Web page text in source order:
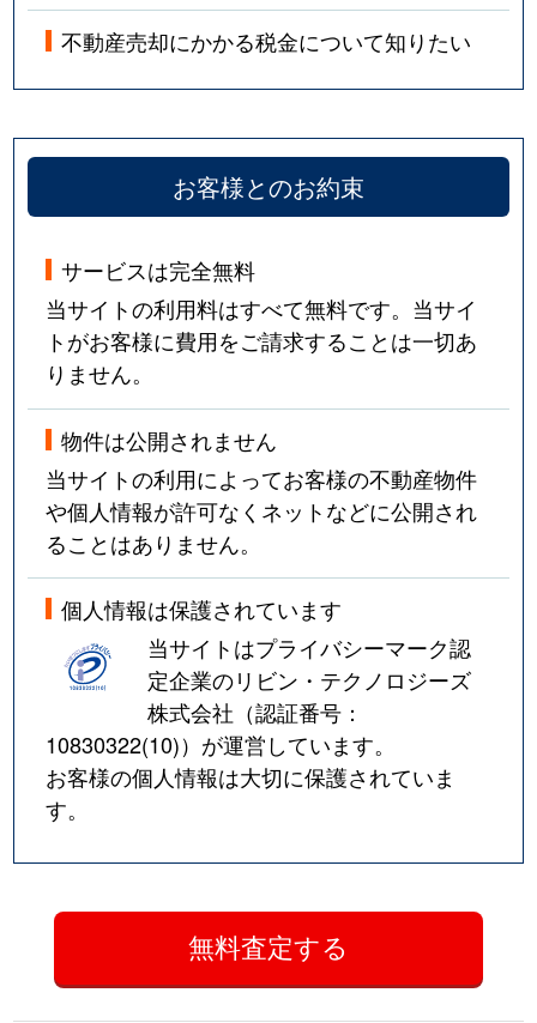
不動産売却にかかる税金について知りたい
お客様とのお約束
サービスは完全無料
当サイトの利用料はすべて無料です。当サイ
トがお客様に費用をご請求することは一切あ
りません。
物件は公開されません
当サイトの利用によってお客様の不動産物件
や個人情報が許可なくネットなどに公開され
ることはありません。
個人情報は保護されています
当サイトはプライバシーマーク認
定企業のリビン・テクノロジーズ
株式会社（認証番号：
10830322(10)）が運営しています。
お客様の個人情報は大切に保護されていま
す。